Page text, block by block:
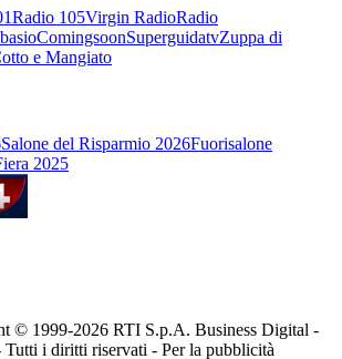
Radio 105Virgin RadioRadio
ComingsoonSuperguidatvZuppa di
e Mangiato
Salone del Risparmio 2026Fuorisalone
2025
© 1999-2026 RTI S.p.A. Business Digital -
Tutti i diritti riservati - Per la pubblicità